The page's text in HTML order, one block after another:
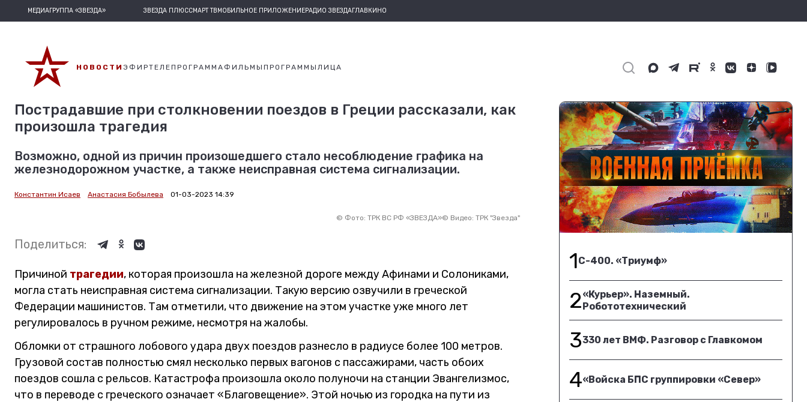
МЕДИАГРУППА «ЗВЕЗДА» ЗВЕЗДА ПЛЮССМАРТ ТВМОБИЛЬНОЕ ПРИЛОЖЕНИЕРАДИО ЗВЕЗДАГЛАВКИНО
НОВОСТИ ЭФИРТЕЛЕПРОГРАММАФИЛЬМЫ ПРОГРАММЫ ЛИЦА
Пострадавшие при столкновении поездов в Греции рассказали, как
произошла трагедия
Возможно, одной из причин произошедшего стало несоблюдение графика на
железнодорожном участке, а также неисправная система сигнализации.
Константин Исаев Анастасия Бобылева 01-03-2023 14:39
© Фото: ТРК ВС РФ «ЗВЕЗДА»© Видео: ТРК "Звезда"
Поделиться:
Причиной трагедии, которая произошла на железной дороге между Афинами и Солониками,
могла стать неисправная система сигнализации. Такую версию озвучили в греческой
Федерации машинистов. Там отметили, что движение на этом участке уже много лет
регулировалось в ручном режиме, несмотря на жалобы.
Обломки от страшного лобового удара двух поездов разнесло в радиусе более 100 метров.
Грузовой состав полностью смял несколько первых вагонов с пассажирами, часть обоих
поездов сошла с рельсов. Катастрофа произошла около полуночи на станции Эвангелизмос,
что в переводе с греческого означает «Благовещение». Этой ночью из городка на пути из
1С-400. «Триумф»
2«Курьер». Наземный.
Робототехнический
3330 лет ВМФ. Разговор с Главкомом
4«Войска БПС группировки «Север»